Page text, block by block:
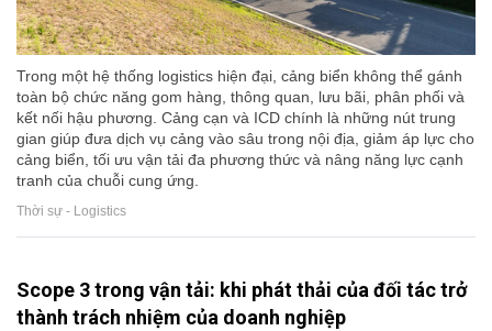
Trong một hệ thống logistics hiện đại, cảng biển không thể gánh
toàn bộ chức năng gom hàng, thông quan, lưu bãi, phân phối và
kết nối hậu phương. Cảng cạn và ICD chính là những nút trung
gian giúp đưa dịch vụ cảng vào sâu trong nội địa, giảm áp lực cho
cảng biển, tối ưu vận tải đa phương thức và nâng năng lực cạnh
tranh của chuỗi cung ứng.
Thời sự - Logistics
Scope 3 trong vận tải: khi phát thải của đối tác trở
thành trách nhiệm của doanh nghiệp